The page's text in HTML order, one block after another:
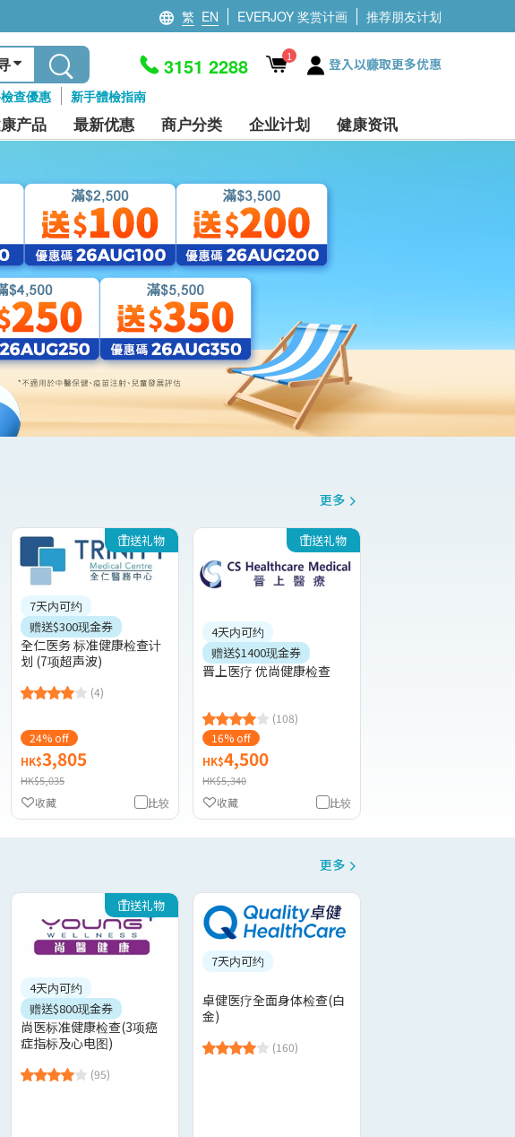
繁 EN EVERJOY 奖赏计画 推荐朋友计划
查優惠 新手體檢指南
3151 2288 1 登入以赚取更多优惠
产品 最新优惠 商户分类 企业计划 健康资讯
更多
送礼物
7天内可约
赠送$300现金券
全仁医务 标准健康检查计
划 (7项超声波)
(4)
24% off
HK$3,805
HK$5,035
比较
收藏
送礼物
4天内可约
赠送$1400现金券
晋上医疗 优尚健康检查
(108)
16% off
HK$4,500
HK$5,340
比较
收藏
更多
送礼物
4天内可约
赠送$800现金券
尚医标准健康检查(3项癌
症指标及心电图)
(95)
7天内可约
卓健医疗全面身体检查(白
金)
(160)